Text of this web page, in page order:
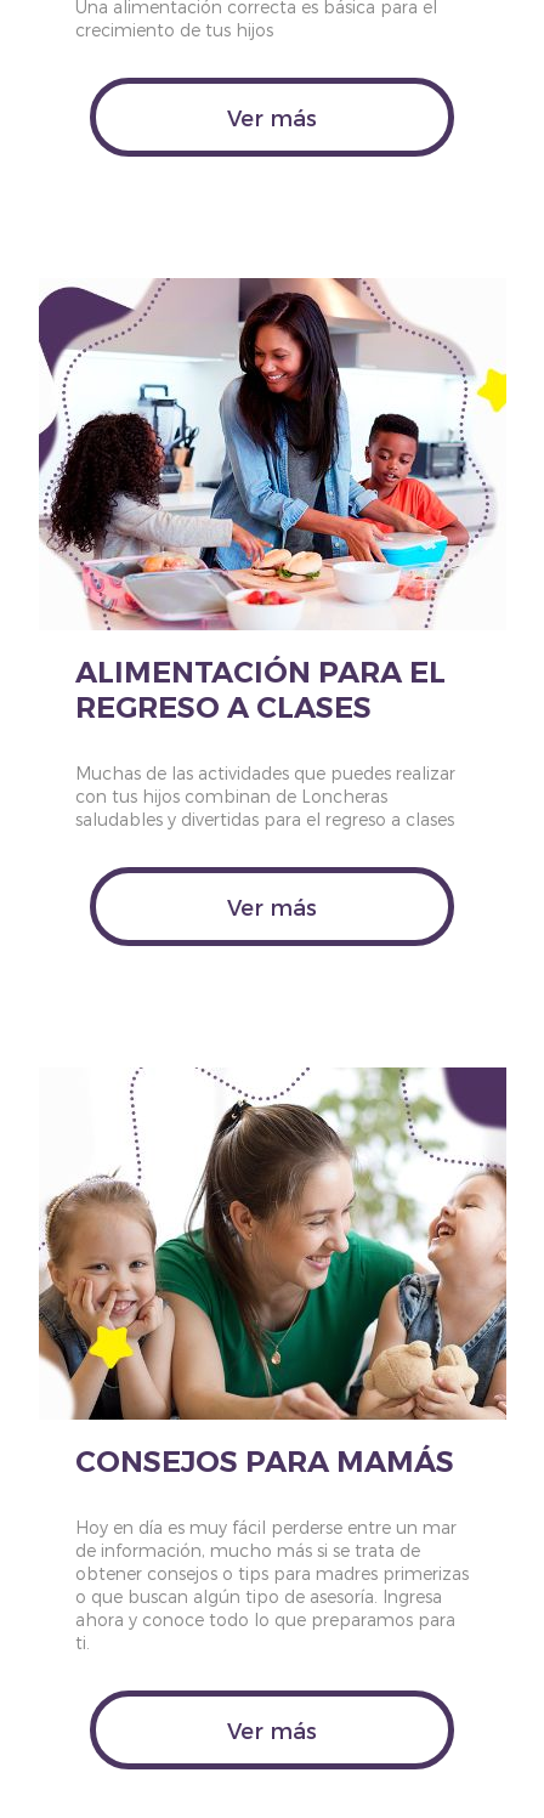
Una alimentación correcta es básica para el
crecimiento de tus hijos
Ver más
ALIMENTACIÓN PARA EL
REGRESO A CLASES
Muchas de las actividades que puedes realizar
con tus hijos combinan de Loncheras
saludables y divertidas para el regreso a clases
Ver más
CONSEJOS PARA MAMÁS
Hoy en día es muy fácil perderse entre un mar
de información, mucho más si se trata de
obtener consejos o tips para madres primerizas
o que buscan algún tipo de asesoría. Ingresa
ahora y conoce todo lo que preparamos para
ti.
Ver más